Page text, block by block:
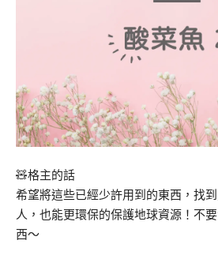
🧸格主的話
希望將這些已經少許用到的東西，找
人，也能更環保的保護地球資源！不
西～